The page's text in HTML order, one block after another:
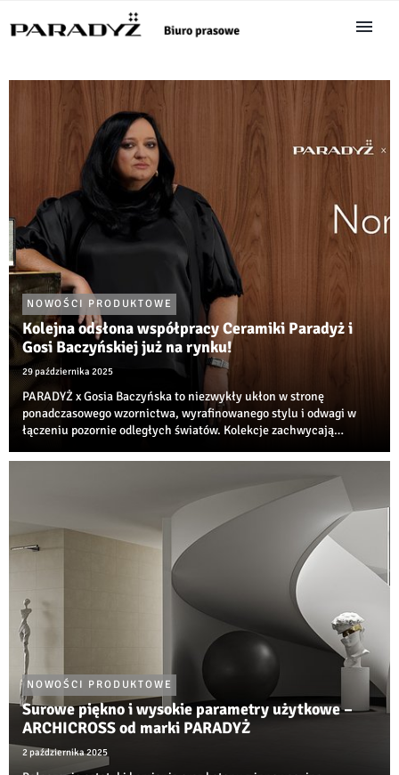
NOWOŚCI PRODUKTOWE
Kolejna odsłona współpracy Ceramiki Paradyż i
Gosi Baczyńskiej już na rynku!
29 października 2025
PARADYŻ x Gosia Baczyńska to niezwykły ukłon w stronę
ponadczasowego wzornictwa, wyrafinowanego stylu i odwagi w
łączeniu pozornie odległych światów. Kolekcje zachwycają
oraz inspiracji estetyką lat 60. i 70...
NOWOŚCI PRODUKTOWE
Surowe piękno i wysokie parametry użytkowe –
ARCHICROSS od marki PARADYŻ
2 października 2025